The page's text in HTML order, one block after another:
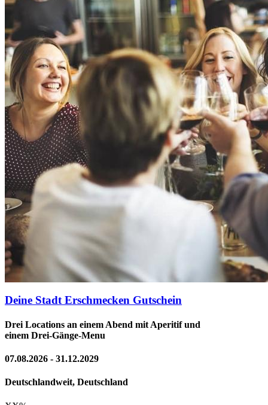
Deine Stadt Erschmecken Gutschein
Drei Locations an einem Abend mit Aperitif und
einem Drei-Gänge-Menu
07.08.2026 - 31.12.2029
Deutschlandweit, Deutschland